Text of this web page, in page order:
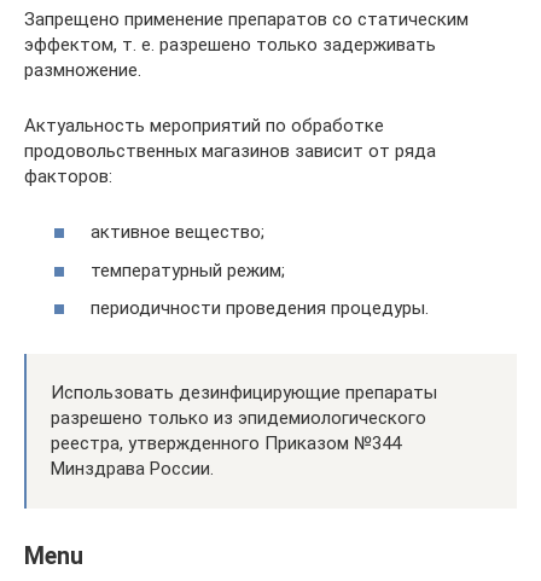
Запрещено применение препаратов со статическим
эффектом, т. е. разрешено только задерживать
размножение.
Актуальность мероприятий по обработке
продовольственных магазинов зависит от ряда
факторов:
активное вещество;
температурный режим;
периодичности проведения процедуры.
Использовать дезинфицирующие препараты
разрешено только из эпидемиологического
реестра, утвержденного Приказом №344
Минздрава России.
Menu